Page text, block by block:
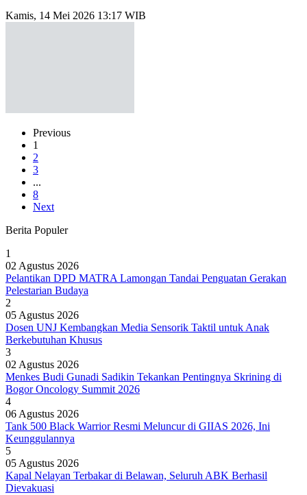
Kamis, 14 Mei 2026 13:17 WIB
Previous
1
2
3
...
8
Next
Berita Populer
1
02 Agustus 2026
Pelantikan DPD MATRA Lamongan Tandai Penguatan Gerakan
Pelestarian Budaya
2
05 Agustus 2026
Dosen UNJ Kembangkan Media Sensorik Taktil untuk Anak
Berkebutuhan Khusus
3
02 Agustus 2026
Menkes Budi Gunadi Sadikin Tekankan Pentingnya Skrining di
Bogor Oncology Summit 2026
4
06 Agustus 2026
Tank 500 Black Warrior Resmi Meluncur di GIIAS 2026, Ini
Keunggulannya
5
05 Agustus 2026
Kapal Nelayan Terbakar di Belawan, Seluruh ABK Berhasil
Dievakuasi